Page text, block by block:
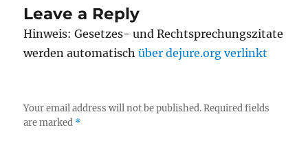
Leave a Reply
Hinweis: Gesetzes- und Rechtsprechungszitate
werden automatischüber dejure.org verlinkt
Your email address will not be published. Required fields
are marked *